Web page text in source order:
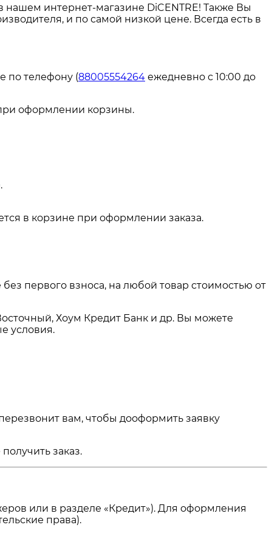
нашем интернет-магазине DiCENTRE! Также Вы
и по самой низкой цене. Всегда есть в
по телефону (88005554264 ежедневно с 10:00 до
оформлении корзины.
в корзине при оформлении заказа.
первого взноса, на любой товар стоимостью от
Хоум Кредит Банк и др. Вы можете
условия.
вам, чтобы дооформить заявку
заказ.
или в разделе «Кредит»). Для оформления
права).